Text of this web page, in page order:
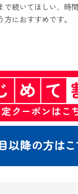
で続いてほしい、時
におすすめです。